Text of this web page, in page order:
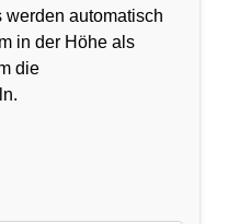
werden automatisch
in der Höhe als
die